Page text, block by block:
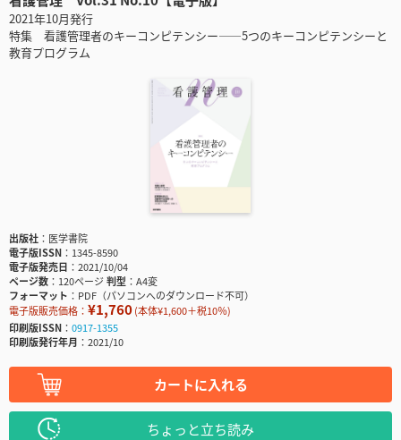
2021年10月発行
特集 看護管理者のキーコンピテンシー――5つのキーコンピテンシーと
教育プログラム
出版社
医学書院
電子版ISSN
1345-8590
電子版発売日
2021/10/04
ページ数
120ページ判型
A4変
フォーマット
PDF（パソコンへのダウンロード不可）
電子版販売価格： ¥1,760(本体¥1,600＋税10％)
印刷版ISSN
0917-1355
印刷版発行年月
2021/10
カートに入れる
ちょっと立ち読み